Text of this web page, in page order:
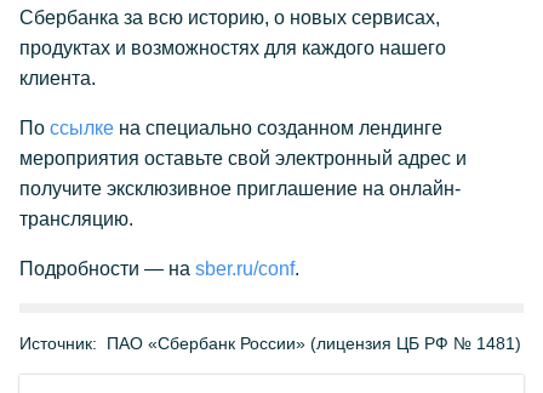
Сбербанка за всю историю, о новых сервисах,
продуктах и возможностях для каждого нашего
клиента.
По ссылке на специально созданном лендинге
мероприятия оставьте свой электронный адрес и
получите эксклюзивное приглашение на онлайн-
трансляцию.
Подробности — на sber.ru/conf.
Источник: ПАО «Сбербанк России» (лицензия ЦБ РФ № 1481)